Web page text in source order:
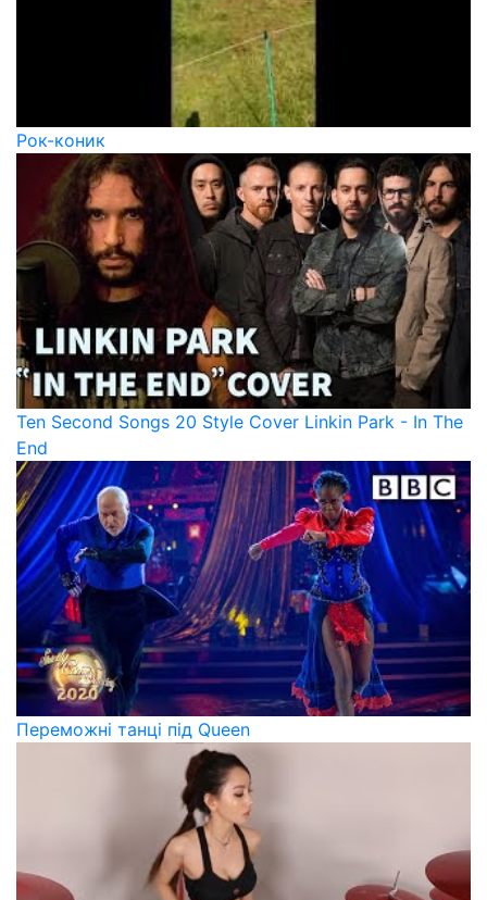
Рок-коник
Ten Second Songs 20 Style Cover Linkin Park - In The
End
Переможні танці під Queen